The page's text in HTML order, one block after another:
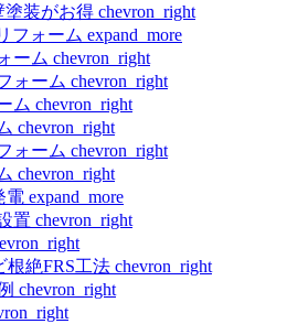
塗装がお得 chevron_right
フォーム expand_more
ーム chevron_right
ォーム chevron_right
ム chevron_right
chevron_right
ォーム chevron_right
chevron_right
電 expand_more
置 chevron_right
根絶FRS工法 chevron_right
chevron_right